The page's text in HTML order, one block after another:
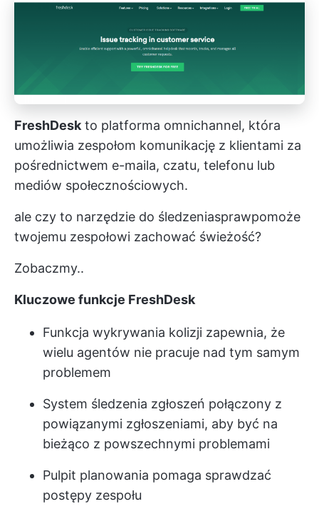
FreshDesk to platforma omnichannel, która
umożliwia zespołom komunikację z klientami za
pośrednictwem e-maila, czatu, telefonu lub
mediów społecznościowych.
ale czy to narzędzie do śledzeniasprawpomoże
twojemu zespołowi zachować świeżość?
Zobaczmy..
Kluczowe funkcje FreshDesk
Funkcja wykrywania kolizji zapewnia, że
wielu agentów nie pracuje nad tym samym
problemem
System śledzenia zgłoszeń połączony z
powiązanymi zgłoszeniami, aby być na
bieżąco z powszechnymi problemami
Pulpit planowania pomaga sprawdzać
postępy zespołu